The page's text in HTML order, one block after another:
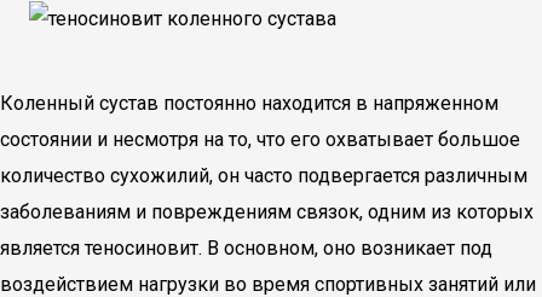
Коленный сустав постоянно находится в напряженном
состоянии и несмотря на то, что его охватывает большое
количество сухожилий, он часто подвергается различным
заболеваниям и повреждениям связок, одним из которых
является теносиновит. В основном, оно возникает под
воздействием нагрузки во время спортивных занятий или